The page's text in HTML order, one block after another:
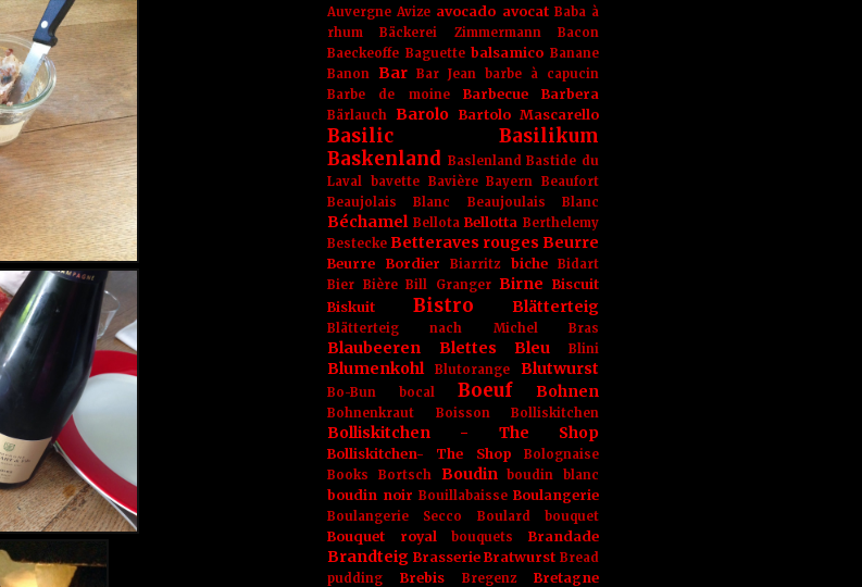
Auvergne Avize avocado avocat Baba à
rhum
Bäckerei Zimmermann
Bacon
Baeckeoffe Baguette balsamico Banane
Banon Bar Bar Jean
barbe à capucin
Barbe de moine
Barbecue Barbera
Bärlauch Barolo Bartolo Mascarello
Basilic
Basilikum
Baskenland Baslenland Bastide du
Laval
bavette Bavière Bayern Beaufort
Beaujolais Blanc
Beaujoulais Blanc
Béchamel Bellota Bellotta Berthelemy
Bestecke Betteraves rouges Beurre
Beurre Bordier Biarritz biche
Bidart
Bier Bière Bill Granger Birne
Biscuit
Biskuit
Bistro Blätterteig
Blätterteig nach Michel Bras
Blaubeeren Blettes Bleu Blini
Blumenkohl Blutorange Blutwurst
Bo-Bun bocal Boeuf Bohnen
Bohnenkraut Boisson Bolliskitchen
Bolliskitchen - The Shop
Bolliskitchen- The Shop
Bolognaise
Books
Bortsch Boudin boudin blanc
boudin noir Bouillabaisse Boulangerie
Boulangerie Secco Boulard bouquet
Bouquet royal bouquets Brandade
Brandteig Brasserie Bratwurst Bread
pudding
Brebis Bregenz Bretagne